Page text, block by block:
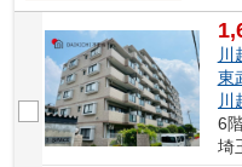
川
東
川
6
埼